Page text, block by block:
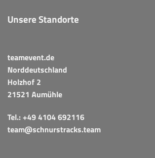
Unsere Standorte
teamevent.de
Norddeutschland
Holzhof 2
21521 Aumühle
Tel.:+49 4104 692116
team@schnurstracks.team